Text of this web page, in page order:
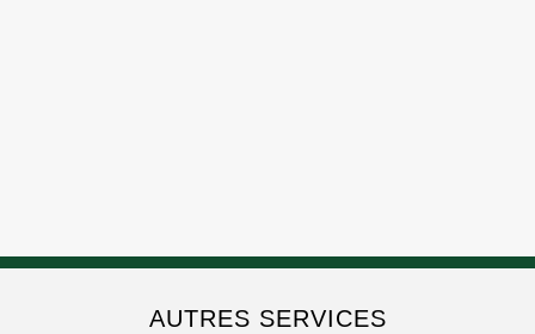
AUTRES SERVICES